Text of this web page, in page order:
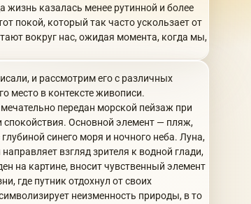
жизнь казалась менее рутинной и более
покой, который так часто ускользает от
вокруг нас, ожидая момента, когда мы,
и рассмотрим его с различных
место в контексте живописи.
передан морской пейзаж при
спокойствия. Основной элемент — пляж,
синего моря и ночного неба. Луна,
взгляд зрителя к водной глади,
на картине, вносит чувственный элемент
где путник отдохнул от своих
неизменность природы, в то